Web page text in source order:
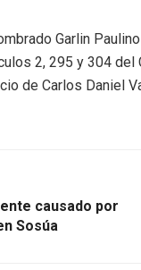
Garlin
2, 295 y 304
de Carlos Daniel
causado por
Sosúa